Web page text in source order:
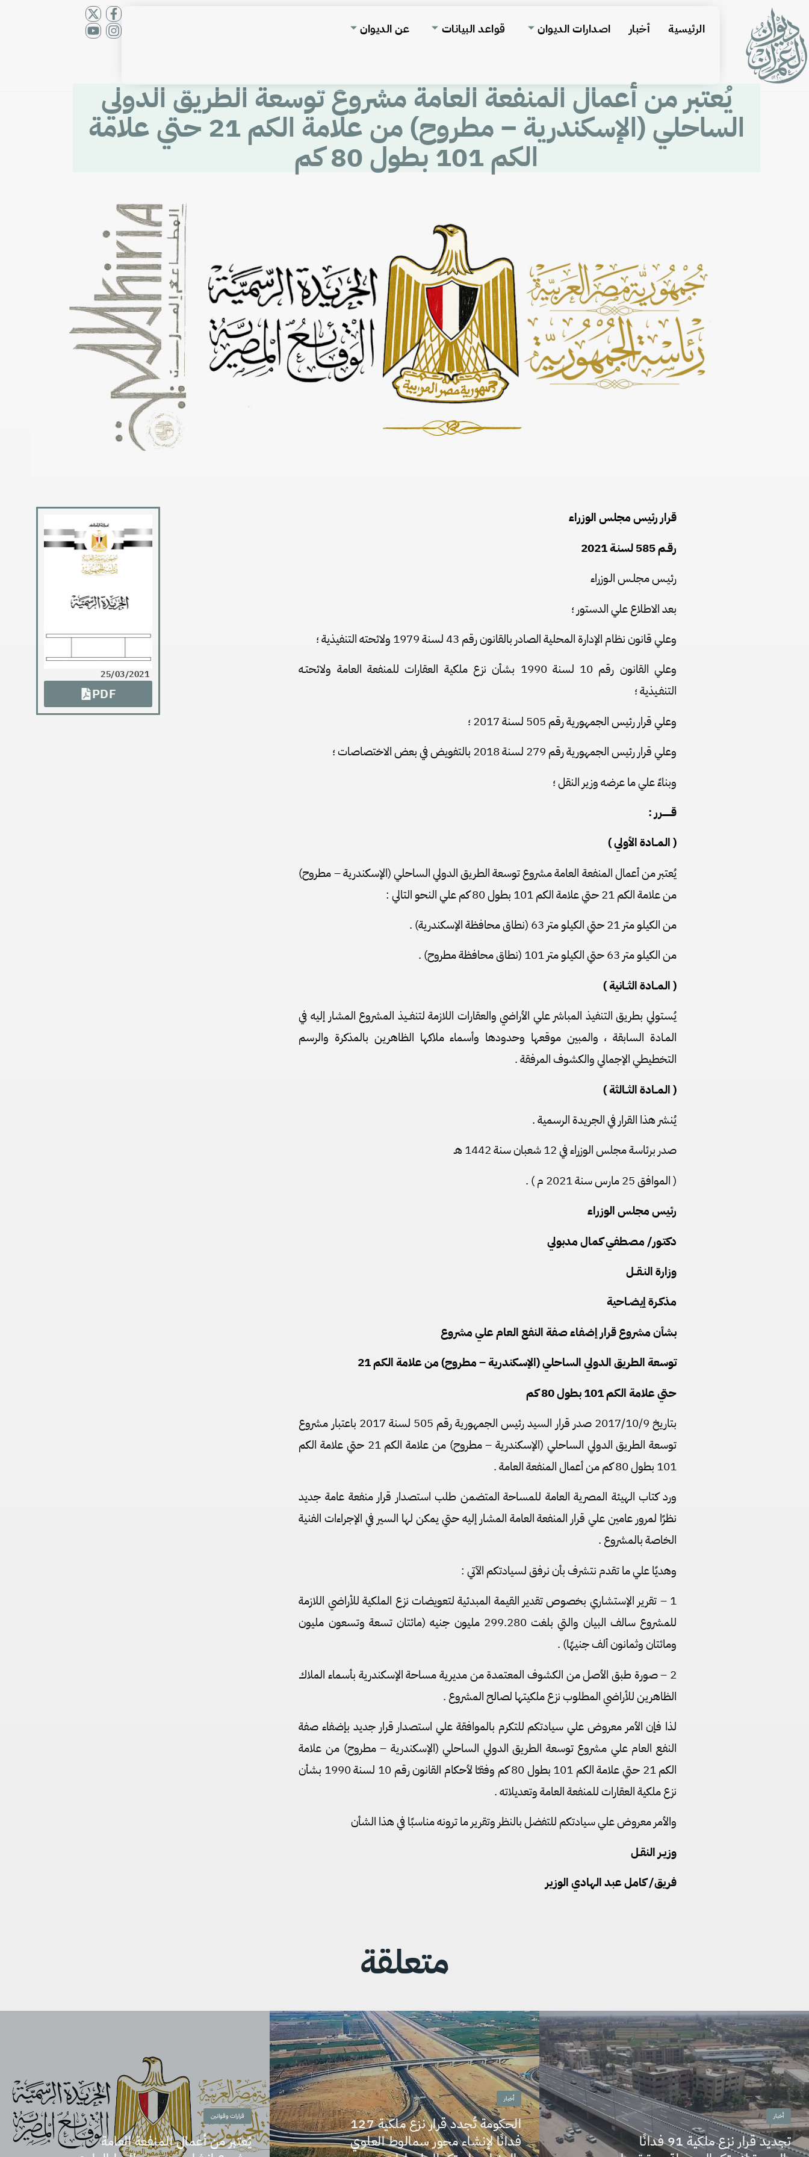
الرئيسية أخبار اصدارات الديوان قواعد البيانات عن الديوان
يُعتبر من أعمال المنفعة العامة مشروع توسعة الطريق الدولي
الساحلي (الإسكندرية – مطروح) من علامة الكم 21 حتي علامة
الكم 101 بطول 80 كم
قرار رئيس مجلس الوزراء
رقـم 585 لسنـة 2021
رئيـس مجلـس الـوزراء
بعد الاطلاع علي الدستور ؛
وعلي قانون نظام الإدارة المحلية الصادر بالقانون رقم 43 لسنة 1979 ولائحته التنفيذية ؛
وعلي القانون رقم 10 لسنة 1990 بشأن نزع ملكية العقارات للمنفعة العامة ولائحتـه
التنفـيذية ؛
وعلي قرار رئيس الجمهورية رقم 505 لسنة 2017 ؛
وعلي قرار رئيس الجمهورية رقم 279 لسنة 2018 بالتفويض في بعض الاختصاصات ؛
وبناءً علي ما عرضه وزير النقل ؛
قـــــــرر :
( المــادة الأولي )
يُعتبر من أعمال المنفعة العامة مشروع توسعة الطريق الدولي الساحلي (الإسكندرية – مطروح)
من علامة الكم 21 حتي علامة الكم 101 بطول 80 كم علي النحو التالي :
من الكيلو متر 21 حتي الكيلو متر 63 (نطاق محافظة الإسكندرية) .
من الكيلو متر 63 حتي الكيلو متر 101 (نطاق محافظة مطروح) .
( المــادة الثــانية )
يُستولي بطريق التنفيذ المباشر علي الأراضي والعقارات اللازمة لتنفــيذ المشروع المشار إليه في
المـادة السابقة ، والمبين موقعها وحدودها وأسماء ملاكها الظاهرين بالمذكرة والرسم
التخطيطي الإجمالي والكشوف المرفقة .
( المــادة الثــالثة )
يُنشر هذا القرار في الجريدة الرسمية .
صدر برئاسة مجلس الوزراء في 12 شعبان سنة 1442 هـ
( الموافق 25 مارس سنة 2021 م ) .
رئيس مجلس الوزراء
دكتـور/ مصطفي كمال مدبولي
وزارة النـقــل
مذكـرة إيضـاحية
بشأن مشروع قرار إضفاء صفة النفع العام علي مشروع
توسعة الطريق الدولي الساحلي (الإسكندرية – مطروح) من علامة الكم 21
حتي علامة الكم 101 بطول 80 كم
بتاريخ 2017/10/9 صدر قرار السيد رئيس الجمهورية رقم 505 لسنة 2017 باعتبار مشروع
توسعة الطريق الدولي الساحلي (الإسكندرية – مطروح) من علامة الكم 21 حتي علامة الكم
101 بطول 80 كم من أعمال المنفعة العامة .
ورد كتاب الهيئة المصرية العامة للمساحة المتضمن طلب استصدار قرار منفعة عامة جديد
نظرًا لمرور عامين علي قرار المنفعة العامة المشار إليه حتي يمكن لها السير في الإجراءات الفنية
الخاصة بالمشروع .
وهديًا علي ما تقدم نتشرف بأن نرفق لسيادتكم الآتي :
1 – تقرير الإستشاري بخصوص تقدير القيمة المبدئية لتعويضات نزع الملكية للأراضي اللازمة
للمشروع سالف البيان والتي بلغت 299.280 مليون جنيه (مائتان تسعة وتسعون مليون
ومائتان وثمانون ألف جنيهًا) .
2 – صورة طبق الأصل من الكشوف المعتمدة من مديرية مساحة الإسكندرية بأسماء الملاك
الظاهرين للأراضي المطلوب نزع ملكيتها لصالح المشروع .
لذا فإن الأمر معروض علي سيادتكم للتكرم بالموافقة علي استصدار قرار جديد بإضفاء صفة
النفع العام علي مشروع توسعة الطريق الدولي الساحلي (الإسكندرية – مطروح) من علامة
الكم 21 حتي علامة الكم 101 بطول 80 كم وفقـًا لأحكام القانون رقم 10 لسنة 1990 بشأن
نزع ملكية العقارات للمنفعة العامة وتعديلاته .
والأمر معروض علي سيادتكم للتفضل بالنظر وتقرير ما ترونه مناسبًا في هذا الشأن
وزيـر النقـل
فريق/ كامل عبد الهادي الوزير
25/03/2021
PDF
متعلقة
أخبار
تجديد قرار نزع ملكية 91 فدانًا
أخبار
الحكومة تُجدد قرار نزع ملكية 127
فدانًا لإنشاء محور سمالوط العلوي
قرارات وقوانين
يُعتبر من أعمال المنفعة العامة